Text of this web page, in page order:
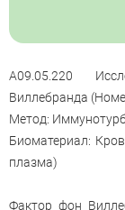
A09.05.220
Виллебранда
Метод:
Биоматериал:
плазма)
Фактор фон